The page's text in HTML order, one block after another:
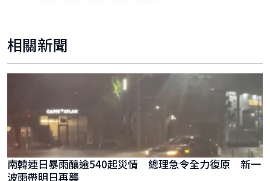
相關新聞
南韓連日暴雨釀逾540起災情 總理急令全力復原 新一
波雨帶明日再襲